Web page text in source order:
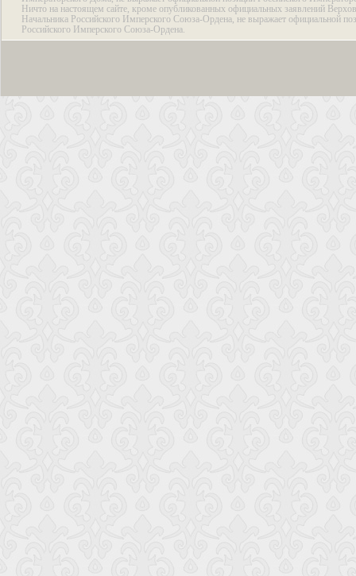
Ничто на настоящем сайте, кроме опубликованных официальных заявлений
Начальника Российского Имперского Союза-Ордена, не выражает официальной
Российского Имперского Союза-Ордена.